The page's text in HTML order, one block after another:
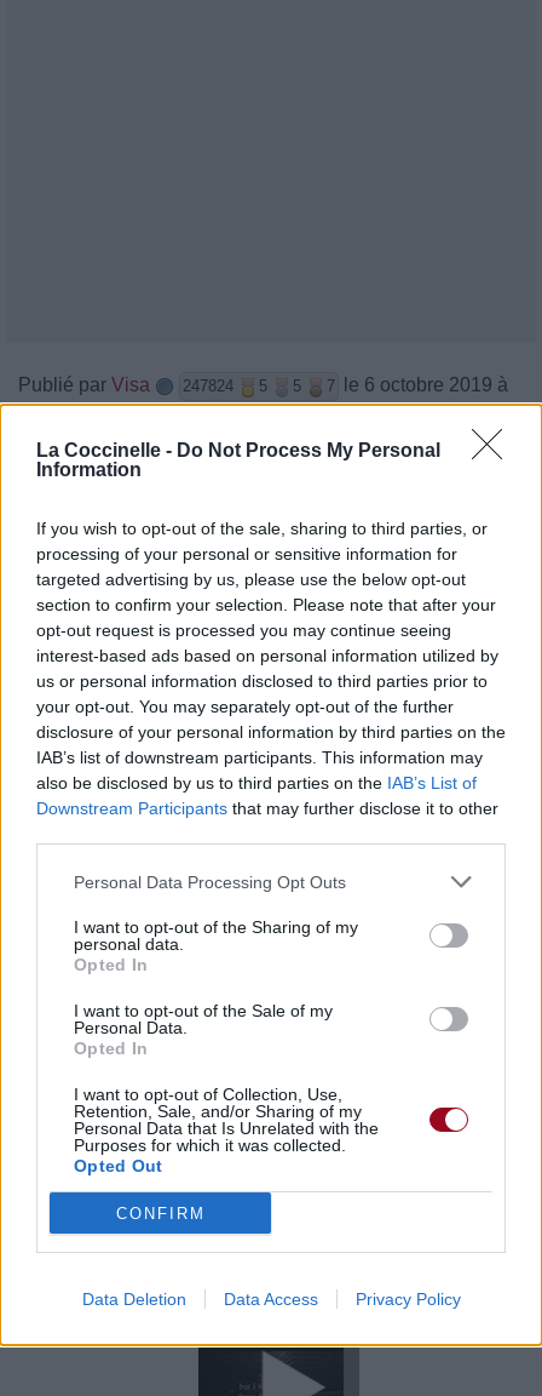
La Coccinelle - Do Not Process My Personal
Information
If you wish to opt-out of the sale, sharing to third parties, or
processing of your personal or sensitive information for
targeted advertising by us, please use the below opt-out
section to confirm your selection. Please note that after your
opt-out request is processed you may continue seeing
interest-based ads based on personal information utilized by
us or personal information disclosed to third parties prior to
your opt-out. You may separately opt-out of the further
disclosure of your personal information by third parties on the
IAB’s list of downstream participants. This information may
also be disclosed by us to third parties on the IAB’s List of
Downstream Participants that may further disclose it to other
Personal Data Processing Opt Outs
I want to opt-out of the Sharing of my
personal data.
Opted In
I want to opt-out of the Sale of my
Personal Data.
Opted In
I want to opt-out of Collection, Use,
Retention, Sale, and/or Sharing of my
Personal Data that Is Unrelated with the
Purposes for which it was collected.
Opted Out
CONFIRM
Data Deletion Data Access Privacy Policy
Publié par Visa 247824 5 5 7
le 6 octobre 2019 à
Chanteurs : MØ
⇑
Paroles + Traduction Téléchargement
Vidéos
Commentaires
Pour prolonger le plaisir musical :
Vous aimez chanter, apprenez la guitare chez
Télécharger légalement les MP3 sur
Trouver des vinyles et des CD sur
Trouver un instrument de musique ou une partition au
meilleur prix sur
Paroles + Traduction
Commentaires
Voir la vidéo de «Beautiful Wreck»
Chanson sans vidéo Chanson sans vidéo